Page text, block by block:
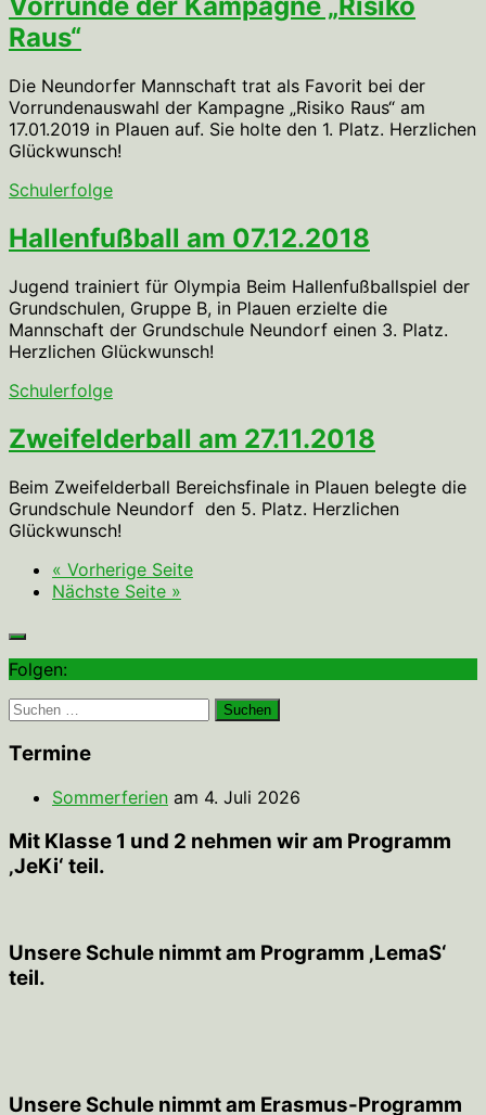
Raus“
Die Neundorfer Mannschaft trat als Favorit bei der
Vorrundenauswahl der Kampagne „Risiko Raus“ am
17.01.2019 in Plauen auf. Sie holte den 1. Platz. Herzlichen
Glückwunsch!
Schulerfolge
Hallenfußball am 07.12.2018
Jugend trainiert für Olympia Beim Hallenfußballspiel der
Grundschulen, Gruppe B, in Plauen erzielte die
Mannschaft der Grundschule Neundorf einen 3. Platz.
Herzlichen Glückwunsch!
Schulerfolge
Zweifelderball am 27.11.2018
Beim Zweifelderball Bereichsfinale in Plauen belegte die
Grundschule Neundorf den 5. Platz. Herzlichen
Glückwunsch!
« Vorherige Seite
Nächste Seite »
Folgen:
Suchen
nach:
Termine
Sommerferien am 4. Juli 2026
Mit Klasse 1 und 2 nehmen wir am Programm
‚JeKi‘ teil.
Unsere Schule nimmt am Programm ‚LemaS‘
teil.
Unsere Schule nimmt am Erasmus-Programm